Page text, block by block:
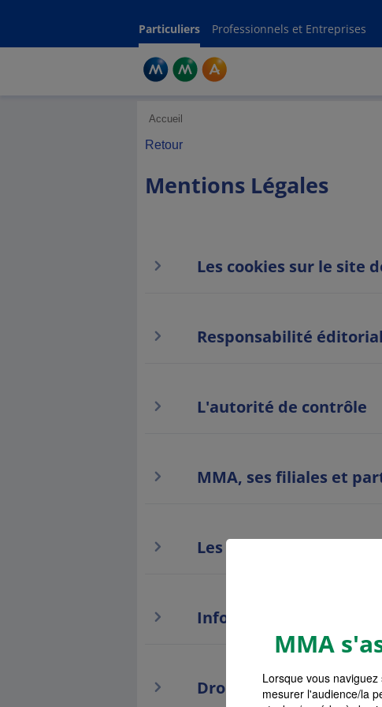
Particuliers Professionnels et Entreprises
Accueil
Retour
Mentions Légales
Les cookies sur le site
Responsabilité
L'autorité de contrôle
MMA, ses filiales et
Les liens hypertextes
Information paiement
Droit de renonciation
MMA
Lorsque vous
mesurer l'audience/la